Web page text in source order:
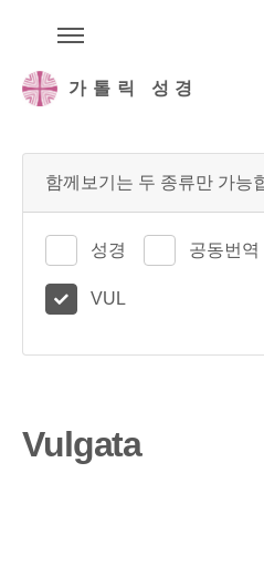
가톨릭 성경
함께보기는 두 종류만 가능
성경 공동번역
VUL
Vulgata